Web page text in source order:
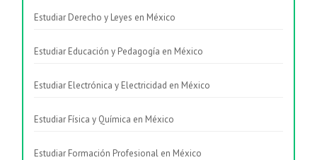
Estudiar Derecho y Leyes en México
Estudiar Educación y Pedagogía en México
Estudiar Electrónica y Electricidad en México
Estudiar Física y Química en México
Estudiar Formación Profesional en México